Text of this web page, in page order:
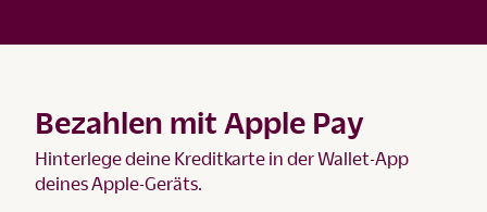
Bezahlen mit Apple Pay
Hinterlege deine Kreditkarte in der Wallet-App
deines Apple-Geräts.